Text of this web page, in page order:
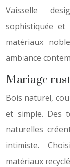
Vaisselle
sophistiquée et
matériaux
ambiance
Mariage
Bois naturel,
et simple. Des
naturelles
intimiste.
matériaux